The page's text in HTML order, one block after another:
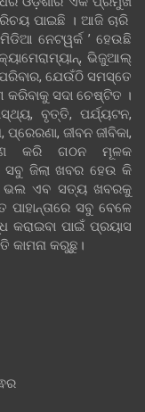
ପାଇଛି । ଆଜି ଚାରି
ନେଟୱର୍କ ’ ହେଉଛି
ଭିଜୁଆଲ୍
ଯେଉଁଠି ସମସ୍ତେ
ସଦା ଚେଷ୍ଟିତ ।
ବୃତ୍ତି, ପର୍ଯ୍ୟଟନ,
ଜୀବନ ଜୀବିକା,
କରି ଗଠନ ମୂଳକ
ସବୁ ଜିଲା ଖବର ହେଉ କି
ଭଲ ଏବ ସତ୍ୟ ଖବରକୁ
ସବୁ ବେଳେ
ପାଇଁ ପ୍ରୟାସ
କରୁଛୁ।